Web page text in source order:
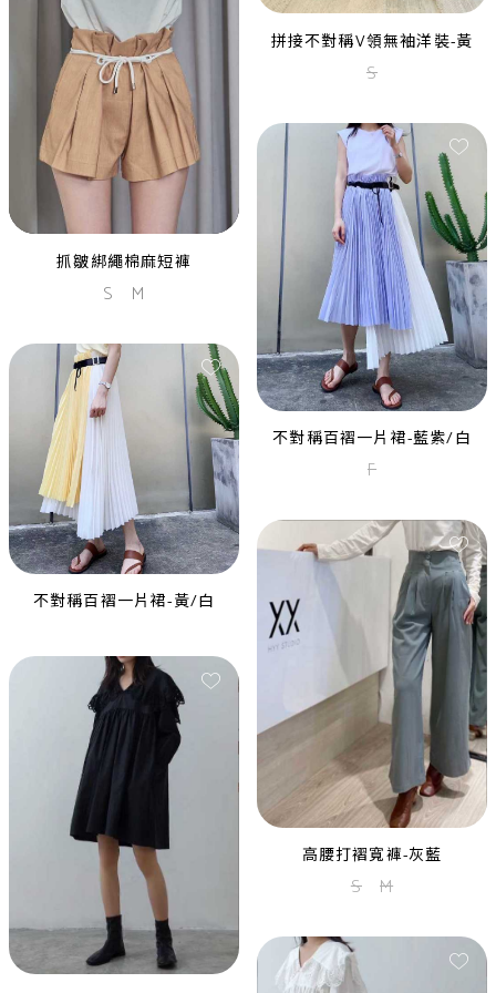
香檳金長袖亮片中長禮服
M
香檳金削肩造型亮片中長禮服
S M
S
Cloudset Select 亮片細褶洋裝
S
拼接不對稱V領無袖洋裝-黃
S
抓皺綁繩棉麻短褲
S M
不對稱百褶一片裙-藍紫/白
F
不對稱百褶一片裙-黃/白
高腰打褶寬褲-灰藍
S M